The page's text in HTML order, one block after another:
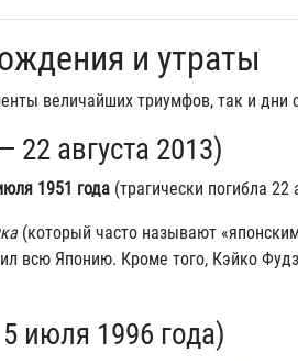
и утраты
величайших триумфов, так и дни
августа 2013)
1951 года (трагически погибла 22
(который часто называют
всю Японию. Кроме того, Кэйко
июля 1996 года)